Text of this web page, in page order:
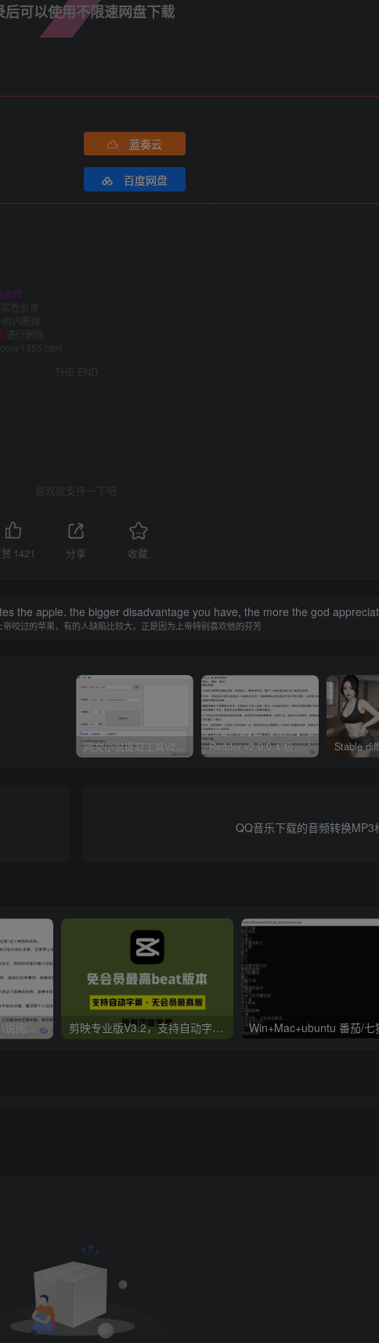
后可以使用不限速网盘下载
蓝奏云
百度网盘
合作
性负责
内删除
进行删除
1355.html
THE END
喜欢就支持一下吧
1421 分享 收藏
the apple. the bigger disadvantage you have, the more the god
咬过的苹果，有的人缺陷比较大，正是因为上帝特别喜欢他的芬芳
网文小说提取工具v2.10.02 可以自动下载小说 从此不再花钱看小说 Reader v2.0.0.4 极简小说阅读器支持导入在线及离线书源
QQ音乐下载的音频转换MP3
Reader v2.0.0.4 极简小说阅读器支持导入在线及离线书源 剪映专业版V3.2，支持自动字幕识别、特效，无任何会员按钮，免会员官方版